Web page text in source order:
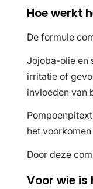
Hoe werkt
De formule
Jojoba-olie en
irritatie of
invloeden van
het
Door deze
Voor wie is